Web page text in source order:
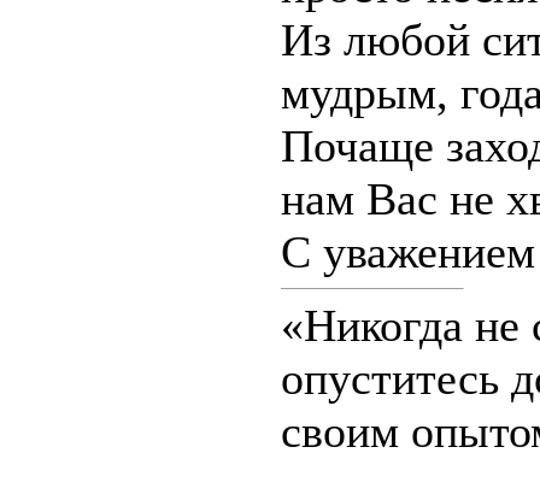
Из любой
мудрым,
Почаще
нам Вас не
С
«Никогда
опуститесь
своим